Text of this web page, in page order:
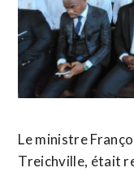
Le ministre
Treichville, était